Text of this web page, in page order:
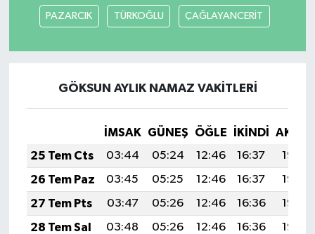
PAZARCIK TÜRKOĞLU ÇAĞLAYANCERİT
GÖKSUN AYLIK NAMAZ VAKITLERI
İMSAK GÜNEŞ ÖĞLE İKINDI
25 Tem Cts
03:44 05:24 12:46 16:37
19:57
26 Tem Paz
03:45 05:25 12:46 16:37
19:57
27 Tem Pts
03:47 05:26 12:46 16:36
19:56
28 Tem Sal
03:48 05:26 12:46 16:36
19:55